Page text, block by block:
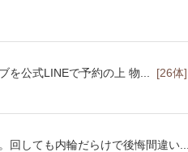
を公式LINEで予約の上 物... [26体]
しても内輪だらけで後悔間違い...